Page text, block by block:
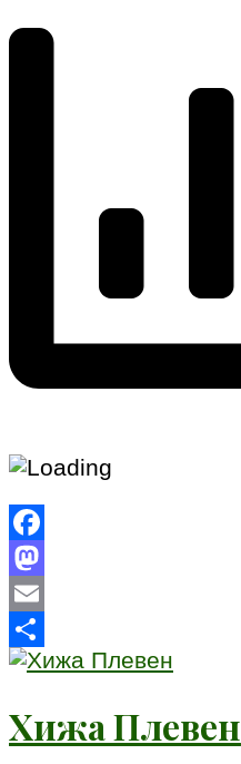
Facebook
Mastodon
Email
Share
Хижа Плевен